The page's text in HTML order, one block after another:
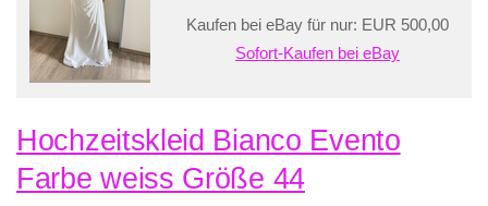
Kaufen bei eBay für nur: EUR 500,00
Sofort-Kaufen bei eBay
Hochzeitskleid Bianco Evento
Farbe weiss Größe 44